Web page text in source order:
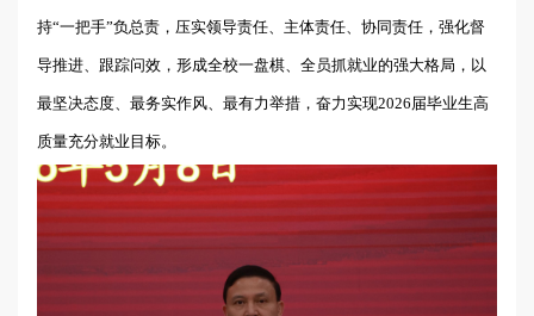
持“一把手”负总责，压实领导责任、主体责任、协同责任，强化督
导推进、跟踪问效，形成全校一盘棋、全员抓就业的强大格局，以
最坚决态度、最务实作风、最有力举措，奋力实现2026届毕业生高
质量充分就业目标。